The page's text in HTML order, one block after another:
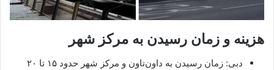
هزینه و زمان رسیدن به مرکز شهر
دبی: زمان رسیدن به داون‌تاون و مرکز شهر حدود ۱۵ تا ۲۰